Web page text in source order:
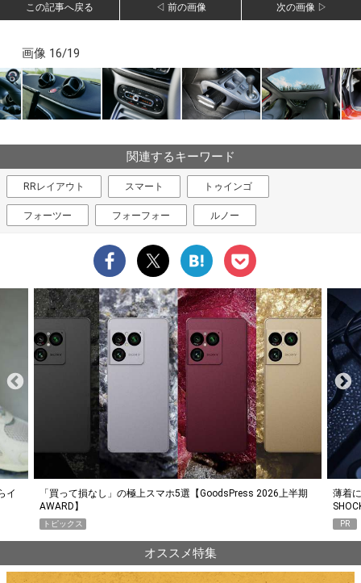
この記事へ戻る ◁ 前の画像 次の画像 ▷
画像 16/19
関連するキーワード
RRレイアウト スマート トゥインゴ
フォーツー フォーフォー ルノー
イ
「買って損なし」の極上スマホ5選【GoodsPress 2026上半期
AWARD】
トピックス
薄着
PR
オススメ特集